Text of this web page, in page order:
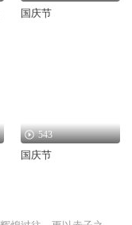
国庆节
543
国庆节